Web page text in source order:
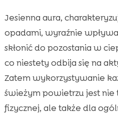
Jesienna aura,
opadami, wyraźnie
skłonić do pozostania w
co niestety odbija się na
Zatem wykorzystywanie
świeżym powietrzu jest
fizycznej, ale także dla